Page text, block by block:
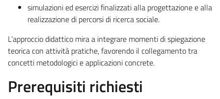
simulazioni ed esercizi finalizzati alla progettazione e alla
realizzazione di percorsi di ricerca sociale.
L’approccio didattico mira a integrare momenti di spiegazione
teorica con attività pratiche, favorendo il collegamento tra
concetti metodologici e applicazioni concrete.
Prerequisiti richiesti